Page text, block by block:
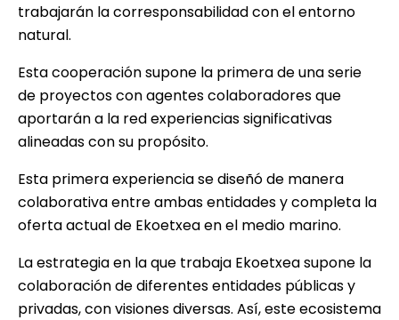
trabajarán la corresponsabilidad con el entorno
natural.
Esta cooperación supone la primera de una serie
de proyectos con agentes colaboradores que
aportarán a la red experiencias significativas
alineadas con su propósito.
Esta primera experiencia se diseñó de manera
colaborativa entre ambas entidades y completa la
oferta actual de Ekoetxea en el medio marino.
La estrategia en la que trabaja Ekoetxea supone la
colaboración de diferentes entidades públicas y
privadas, con visiones diversas. Así, este ecosistema